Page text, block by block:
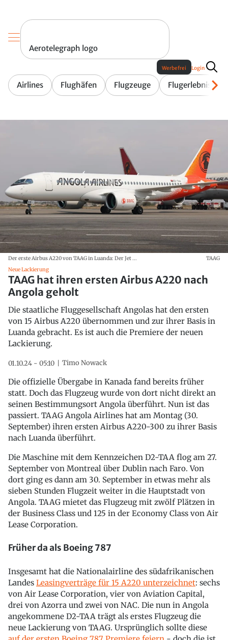
Aerotelegraph logo
Airlines Flughäfen Flugzeuge Flugerlebnis
Werbefrei Login
Der erste Airbus A220 von TAAG in Luanda: Der Jet ...
TAAG
Neue Lackierung
TAAG hat ihren ersten Airbus A220 nach
Angola geholt
Die staatliche Fluggesellschaft Angolas hat den ersten
von 15 Airbus A220 übernommen und zur ihrer Basis in
Luanda gebracht. Es ist auch die Premiere der neuen
Lackierung.
01.10.24 - 05:10 Timo Nowack
Die offizielle Übergabe in Kanada fand bereits früher
statt. Doch das Flugzeug wurde von dort nicht direkt an
seinen Bestimmungsort Angola überführt. Nun ist das
passiert. TAAG Angola Airlines hat am Montag (30.
September) ihren ersten Airbus A220-300 zu ihrer Basis
nach Luanda überführt.
Die Maschine mit dem Kennzeichen D2-TAA flog am 27.
September von Montreal über Dublin nach Faro. Von
dort ging es dann am 30. September in etwas mehr als
sieben Stunden Flugzeit weiter in die Hauptstadt von
Angola. TAAG mietet das Flugzeug mit zwölf Plätzen in
der Business Class und 125 in der Economy Class von Air
Lease Corporation.
Früher da als Boeing 787
Insgesamt hat die Nationalairline des südafrikanischen
Landes Leasingverträge für 15 A220 unterzeichnet: sechs
von Air Lease Corporation, vier von Aviation Capital,
drei von Azorra und zwei von NAC. Die nun in Angola
angekommene D2-TAA trägt als erstes Flugzeug die
neue Lackierung von TAAG. Ursprünglich sollte diese